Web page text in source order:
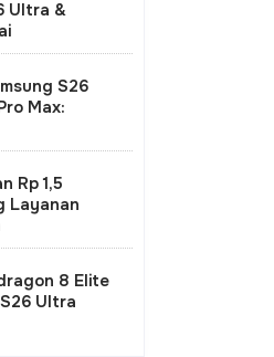
Pastikan
PU Tangani
Kekeringan
Ultra &
S26
Max:
Rp 1,5
Layanan
8 Elite
Ultra